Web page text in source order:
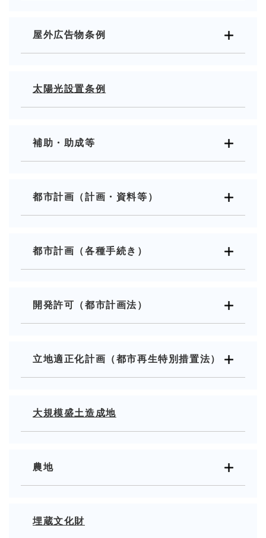
屋外広告物条例
太陽光設置条例
補助・助成等
都市計画（計画・資料等）
都市計画（各種手続き）
開発許可（都市計画法）
立地適正化計画（都市再生特別措置法）
大規模盛土造成地
農地
埋蔵文化財